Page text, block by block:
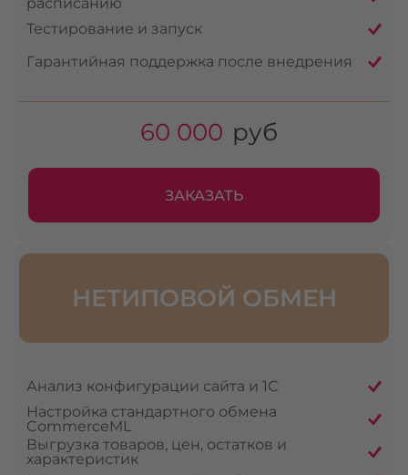
расписанию
Тестирование и запуск
Гарантийная поддержка после внедрения
60 000 руб
ЗАКАЗАТЬ
НЕТИПОВОЙ ОБМЕН
Анализ конфигурации сайта и 1С
Настройка стандартного обмена
CommerceML
Выгрузка товаров, цен, остатков и
характеристик